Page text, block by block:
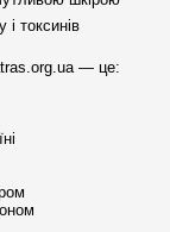
і токсинів
— це: